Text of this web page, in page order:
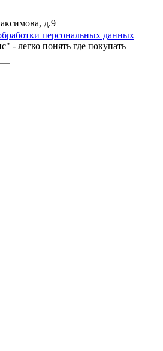
д.9
персональных данных
- легко понять где покупать